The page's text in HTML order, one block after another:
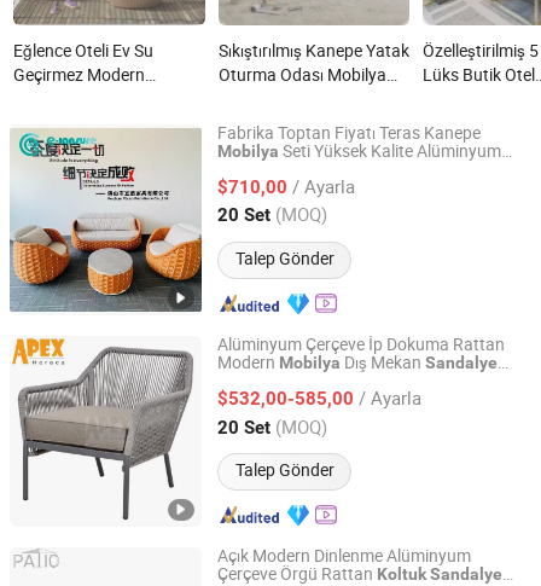
Eğlence Oteli Ev Su
Geçirmez Modern
Takımı Koltuk Dış Mekan
Bahçe Mobilyası nedir?
Sıkıştırılmış Kanepe Yatak
Oturma Odası Mobilya
Şişme Koltuk Vakumlu Ev
Foshan Toptan Dinlenme
Özelleştirilmiş 5
Lüks Butik Otel
Giriş Salonu
Odası Modern
Fabrika Toptan Fiyatı Teras Kanepe
Mobilya Seti Yüksek Kalite Alüminyum
Turuncu Dokuma İp Kanepe
Dış Mekan Avlusu için
$710,00 / Ayarla
20 Set (MOQ)
Talep Gönder
Foshan Yiran Furniture Co., Ltd
Guangdong, China Fiyat 2020
Alüminyum Çerçeve İp Dokuma Rattan
Modern Mobilya Dış Mekan Sandalye
$532,00-585,00 / Ayarla
20 Set (MOQ)
Talep Gönder
Apex Horeca Co., Limited
Guangdong, China Fiyat 2015
Açık Modern Dinlenme Alüminyum
Çerçeve Örgü Rattan KoltukSandalye